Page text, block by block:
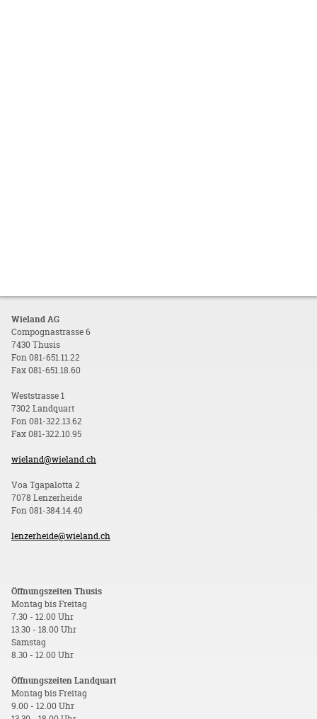
Wieland AG
Compognastrasse 6
7430 Thusis
Fon 081-651.11.22
Fax 081-651.18.60
Weststrasse 1
7302 Landquart
Fon 081-322.13.62
Fax 081-322.10.95
wieland@wieland.ch
Voa Tgapalotta 2
7078 Lenzerheide
Fon 081-384.14.40
lenzerheide@wieland.ch
Öffnungszeiten Thusis
Montag bis Freitag
7.30 - 12.00 Uhr
13.30 - 18.00 Uhr
Samstag
8.30 - 12.00 Uhr
Öffnungszeiten Landquart
Montag bis Freitag
9.00 - 12.00 Uhr